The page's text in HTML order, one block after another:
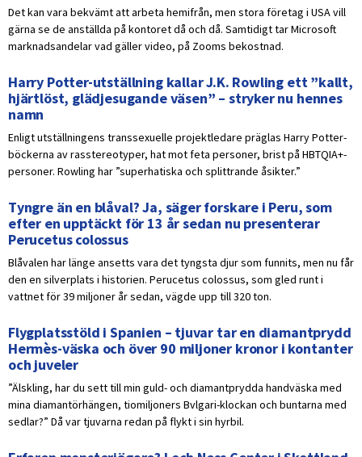
Det kan vara bekvämt att arbeta hemifrån, men stora företag i USA vill
gärna se de anställda på kontoret då och då. Samtidigt tar Microsoft
marknadsandelar vad gäller video, på Zooms bekostnad.
Harry Potter-utställning kallar J.K. Rowling ett ”kallt,
hjärtlöst, glädjesugande väsen” – stryker nu hennes
namn
Enligt utställningens transsexuelle projektledare präglas Harry Potter-
böckerna av rasstereotyper, hat mot feta personer, brist på HBTQIA+-
personer. Rowling har ”superhatiska och splittrande åsikter.”
Tyngre än en blåval? Ja, säger forskare i Peru, som
efter en upptäckt för 13 år sedan nu presenterar
Perucetus colossus
Blåvalen har länge ansetts vara det tyngsta djur som funnits, men nu får
den en silverplats i historien. Perucetus colossus, som gled runt i
vattnet för 39 miljoner år sedan, vägde upp till 320 ton.
Flygplatsstöld i Spanien – tjuvar tar en diamantprydd
Hermès-väska och över 90 miljoner kronor i kontanter
och juveler
”Älskling, har du sett till min guld- och diamantprydda handväska med
mina diamantörhängen, tiomiljoners Bvlgari-klockan och buntarna med
sedlar?” Då var tjuvarna redan på flykt i sin hyrbil.